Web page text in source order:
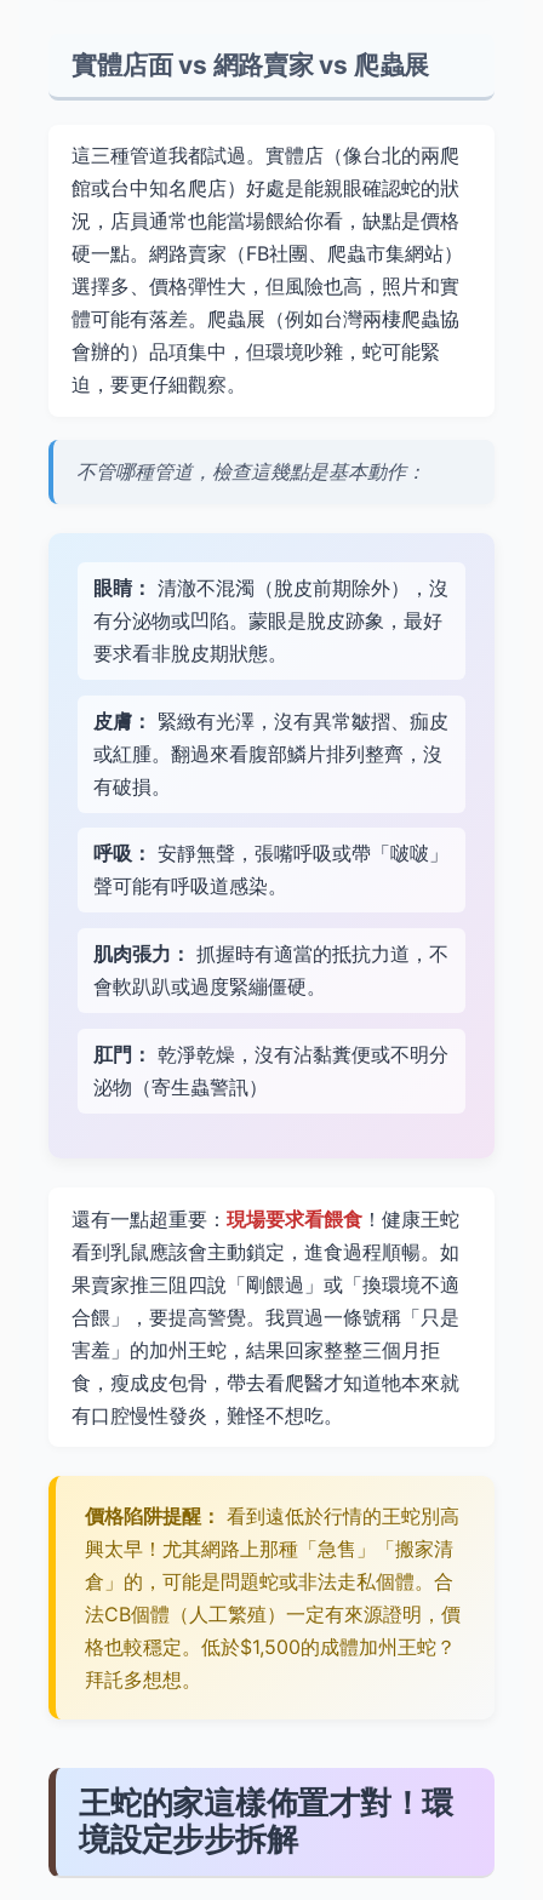
實體店面 vs 網路賣家 vs 爬蟲展
這三種管道我都試過。實體店（像台北的兩爬
館或台中知名爬店）好處是能親眼確認蛇的狀
況，店員通常也能當場餵給你看，缺點是價格
硬一點。網路賣家（FB社團、爬蟲市集網站）
選擇多、價格彈性大，但風險也高，照片和實
體可能有落差。爬蟲展（例如台灣兩棲爬蟲協
會辦的）品項集中，但環境吵雜，蛇可能緊
迫，要更仔細觀察。
不管哪種管道，檢查這幾點是基本動作：
眼睛： 清澈不混濁（脫皮前期除外），沒
有分泌物或凹陷。蒙眼是脫皮跡象，最好
要求看非脫皮期狀態。
皮膚： 緊緻有光澤，沒有異常皺摺、痂皮
或紅腫。翻過來看腹部鱗片排列整齊，沒
有破損。
呼吸： 安靜無聲，張嘴呼吸或帶「啵啵」
聲可能有呼吸道感染。
肌肉張力： 抓握時有適當的抵抗力道，不
會軟趴趴或過度緊繃僵硬。
肛門： 乾淨乾燥，沒有沾黏糞便或不明分
泌物（寄生蟲警訊）
還有一點超重要：現場要求看餵食 ！健康王蛇
看到乳鼠應該會主動鎖定，進食過程順暢。如
果賣家推三阻四說「剛餵過」或「換環境不適
合餵」，要提高警覺。我買過一條號稱「只是
害羞」的加州王蛇，結果回家整整三個月拒
食，瘦成皮包骨，帶去看爬醫才知道牠本來就
有口腔慢性發炎，難怪不想吃。
價格陷阱提醒： 看到遠低於行情的王蛇別高
興太早！尤其網路上那種「急售」「搬家清
倉」的，可能是問題蛇或非法走私個體。合
法CB個體（人工繁殖）一定有來源證明，價
格也較穩定。低於$1,500的成體加州王蛇？
拜託多想想。
王蛇的家這樣佈置才對！環
境設定步步拆解